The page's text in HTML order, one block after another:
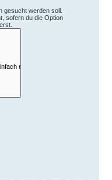
werden soll.
sofern du die Option